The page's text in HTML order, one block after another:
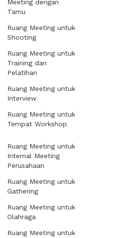
Meeting dengan
Tamu
Ruang Meeting untuk
Shooting
Ruang Meeting untuk
Training dan
Pelatihan
Ruang Meeting untuk
Interview
Ruang Meeting untuk
Tempat Workshop
Ruang Meeting untuk
Internal Meeting
Perusahaan
Ruang Meeting untuk
Gathering
Ruang Meeting untuk
Olahraga
Ruang Meeting untuk